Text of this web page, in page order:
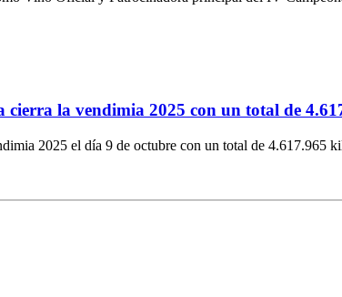
la vendimia 2025 con un total de
2025 el día 9 de octubre con un total de 4.617.965